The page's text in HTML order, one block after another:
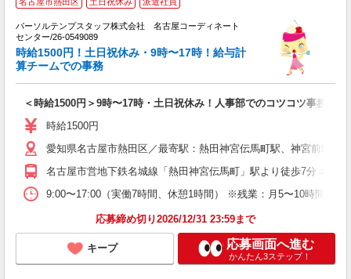
パーソルテンプスタッフ株式会社 名古屋コーディネート
センター/26-0549089
時給1500円！土日祝休み・9時〜17時！給与計
算チームでの事務
＜時給1500円＞9時〜17時・土日祝休み！人事部でのコツコツ事務＠熱
時給1500円
愛知県名古屋市熱田区／最寄駅：熱田神宮伝馬町駅、神宮前駅
名古屋市営地下鉄名城線「熱田神宮伝馬町」駅より徒歩7分 名鉄
9:00〜17:00（実働7時間、休憩1時間） ※残業：月5〜10時間程
応募締め切り2026/12/31 23:59まで
キープ 応募画面へ進む
かんたん3ステップ！